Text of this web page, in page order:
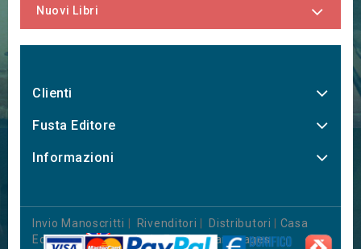
Nuovi Libri
Clienti
Fusta Editore
Informazioni
Invio Manoscritti Rivenditori Distributori
Casa
Editrice| Books in Foreign Languages